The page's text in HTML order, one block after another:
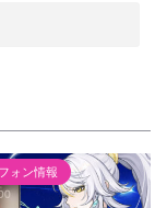
ォン情報